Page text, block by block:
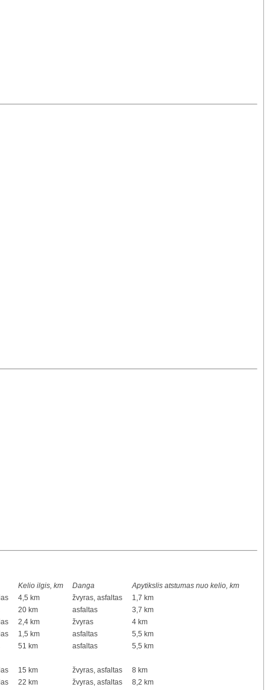
Kelio ilgis, km Danga
Apytikslis atstumas nuo kelio, km
4,5 km žvyras, asfaltas
1,7 km
20 km asfaltas
3,7 km
2,4 km žvyras
4 km
1,5 km asfaltas
5,5 km
51 km asfaltas 5,5 km
15 km žvyras, asfaltas
8 km
22 km žvyras, asfaltas
8,2 km